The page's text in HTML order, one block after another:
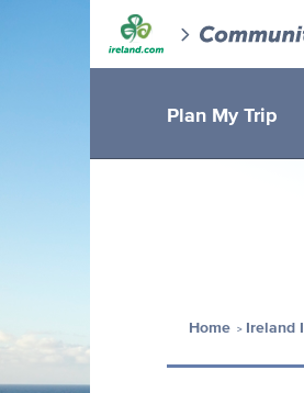
Plan My Trip
Home Ireland